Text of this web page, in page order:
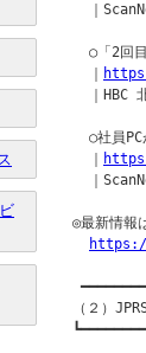
｜
○「2回
｜HBC
○社員PC
｜
◎最新情報
（２）